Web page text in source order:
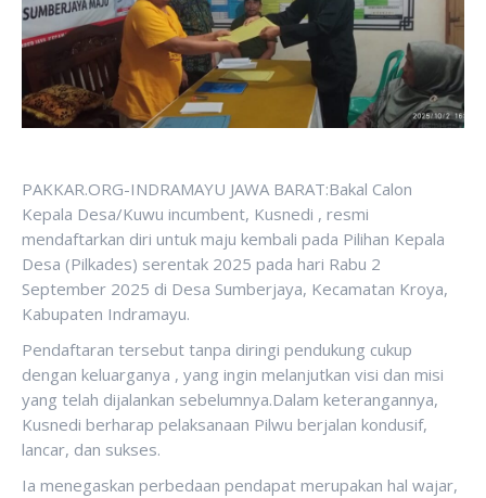
PAKKAR.ORG-INDRAMAYU JAWA BARAT:Bakal Calon
Kepala Desa/Kuwu incumbent, Kusnedi , resmi
mendaftarkan diri untuk maju kembali pada Pilihan Kepala
Desa (Pilkades) serentak 2025 pada hari Rabu 2
September 2025 di Desa Sumberjaya, Kecamatan Kroya,
Kabupaten Indramayu.
Pendaftaran tersebut tanpa diringi pendukung cukup
dengan keluarganya , yang ingin melanjutkan visi dan misi
yang telah dijalankan sebelumnya.Dalam keterangannya,
Kusnedi berharap pelaksanaan Pilwu berjalan kondusif,
lancar, dan sukses.
Ia menegaskan perbedaan pendapat merupakan hal wajar,